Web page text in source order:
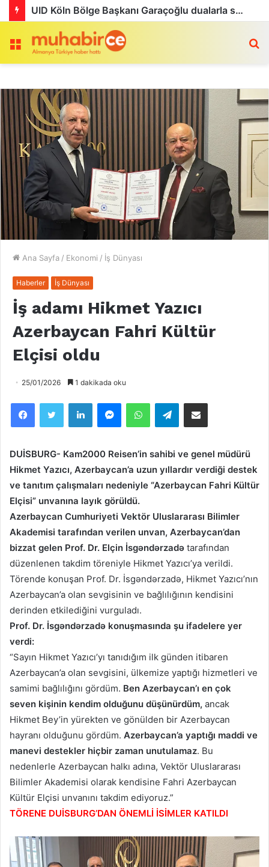
Menü
Ana Sayfa / Ekonomi / İş Dünyası
Haberler İş Dünyası
İş adamı Hikmet Yazıcı
Azerbaycan Fahri Kültür
Elçisi oldu
25/01/2026 1 dakikada oku
Telegram
DUİSBURG- Kam2000 Reisen’in sahibi ve genel müdürü
Hikmet Yazıcı, Azerbaycan’a uzun yıllardır verdiği destek
ve tanıtım çalışmaları nedeniyle “Azerbaycan Fahri Kültür
Elçisi” unvanına layık görüldü.
Azerbaycan Cumhuriyeti Vektör Uluslararası Bilimler
Akademisi tarafından verilen unvan, Azerbaycan’dan
bizzat gelen Prof. Dr. Elçin İsgəndərzadə tarafından
düzenlenen takdim töreniyle Hikmet Yazıcı’ya verildi.
Törende konuşan Prof. Dr. İsgəndərzadə, Hikmet Yazıcı’nın
Azerbaycan’a olan sevgisinin ve bağlılığının kendisini
derinden etkilediğini vurguladı.
Prof. Dr. İsgəndərzadə konuşmasında şu ifadelere yer
verdi:
“Sayın Hikmet Yazıcı’yı tanıdığım ilk günden itibaren
Azerbaycan’a olan sevgisini, ülkemize yaptığı hizmetleri ve
samimi bağlılığını gördüm. Ben Azerbaycan’ı en çok
seven kişinin kendim olduğunu düşünürdüm, ancak
Hikmet Bey’in yürekten ve gönülden bir Azerbaycan
hayranı olduğunu gördüm. Azerbaycan’a yaptığı maddi ve
manevi destekler hiçbir zaman unutulamaz. Bu
nedenlerle Azerbaycan halkı adına, Vektör Uluslararası
Bilimler Akademisi olarak kendisine Fahri Azerbaycan
Kültür Elçisi unvanını takdim ediyoruz.”
TÖRENE DUİSBURG’DAN ÖNEMLİ İSİMLER KATILDI